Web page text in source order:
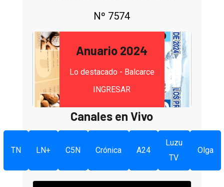
Nº 7574
Anuario 2024
Lo destacado - Balcarce
INGRESAR
Canales en Vivo
TN LN+ C5N Crónica A24
Luzu
TV
Olga